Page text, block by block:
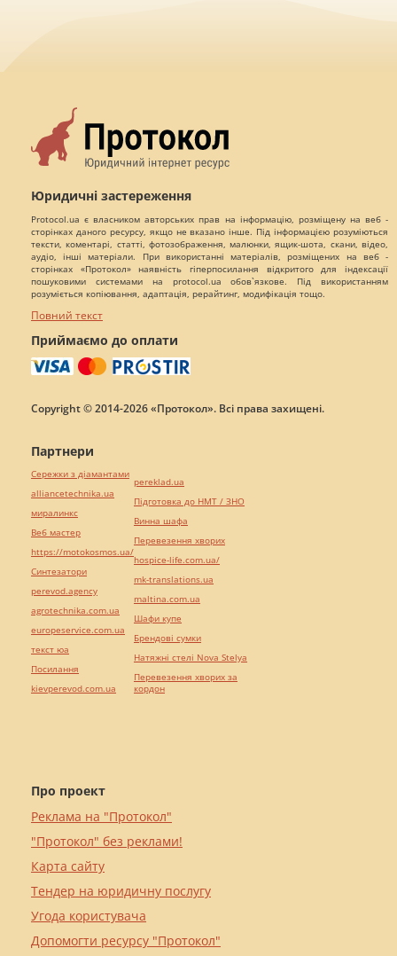
Юридичні застереження
Protocol.ua є власником авторських прав на інформацію, розміщену на веб -
сторінках даного ресурсу, якщо не вказано інше. Під інформацією розуміються
тексти, коментарі, статті, фотозображення, малюнки, ящик-шота, скани, відео,
аудіо, інші матеріали. При використанні матеріалів, розміщених на веб -
сторінках «Протокол» наявність гіперпосилання відкритого для індексації
пошуковими системами на protocol.ua обов`язкове. Під використанням
розуміється копіювання, адаптація, рерайтинг, модифікація тощо.
Повний текст
Приймаємо до оплати
Copyright © 2014-2026 «Протокол». Всі права захищені.
Про проект
Реклама на "Протокол"
"Протокол" без реклами!
Карта сайту
Тендер на юридичну послугу
Угода користувача
Допомогти ресурсу "Протокол"
Партнери
Сережки з діамантами
alliancetechnika.ua
миралинкс
Веб мастер
https://motokosmos.ua/
Синтезатори
perevod.agency
agrotechnika.com.ua
europeservice.com.ua
текст юа
Посилання
kievperevod.com.ua
pereklad.ua
Підготовка до НМТ / ЗНО
Винна шафа
Перевезення хворих
hospice-life.com.ua/
mk-translations.ua
maltina.com.ua
Шафи купе
Брендові сумки
Натяжні стелі Nova Stelya
Перевезення хворих за
кордон